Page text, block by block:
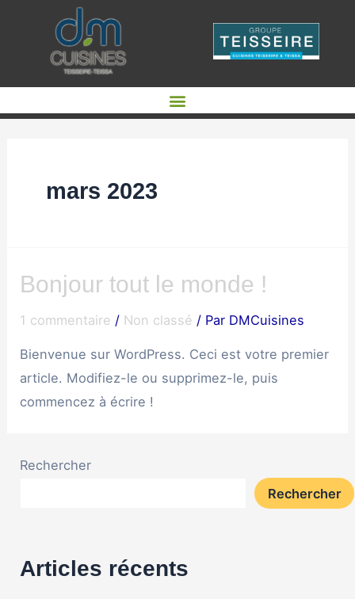
mars 2023
Bonjour tout le monde !
1 commentaire / Non classé / Par DMCuisines
Bienvenue sur WordPress. Ceci est votre premier
article. Modifiez-le ou supprimez-le, puis
commencez à écrire !
Rechercher
Rechercher
Articles récents